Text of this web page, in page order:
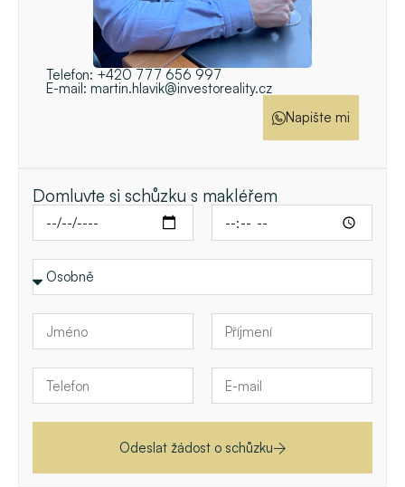
Telefon: +420 777 656 997
E-mail: martin.hlavik@investoreality.cz
Napište mi
Domluvte si schůzku s makléřem
Odeslat žádost o schůzku